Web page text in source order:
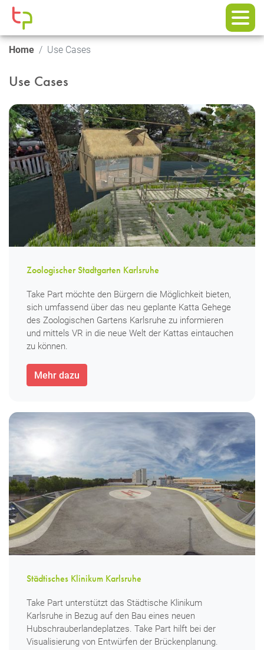
Home Use Cases
Use Cases
Zoologischer Stadtgarten Karlsruhe
Take Part möchte den Bürgern die Möglichkeit bieten,
sich umfassend über das neu geplante Katta Gehege
des Zoologischen Gartens Karlsruhe zu informieren
und mittels VR in die neue Welt der Kattas eintauchen
zu können.
Mehr dazu
Städtisches Klinikum Karlsruhe
Take Part unterstützt das Städtische Klinikum
Karlsruhe in Bezug auf den Bau eines neuen
Hubschrauberlandeplatzes. Take Part hilft bei der
Visualisierung von Entwürfen der Brückenplanung.